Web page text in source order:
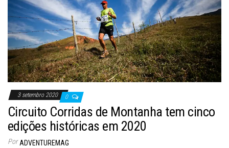
3 setembro 2020 0
Circuito Corridas de Montanha tem cinco
edições históricas em 2020
Por ADVENTUREMAG